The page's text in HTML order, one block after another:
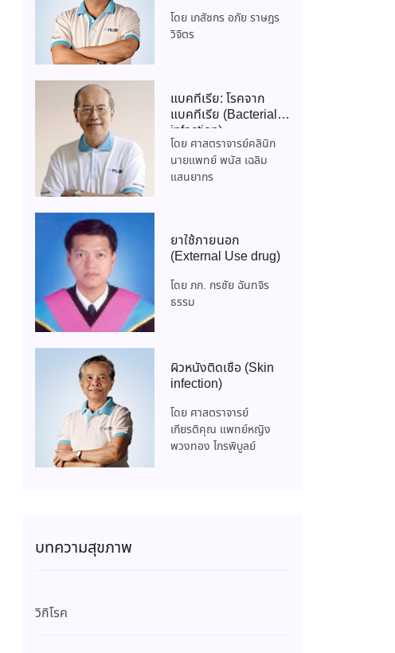
โดย เภสัชกร อภัย ราษฎร
วิจิตร
แบคทีเรีย: โรคจาก
แบคทีเรีย (Bacterial
infection)
โดย ศาสตราจารย์คลินิก
นายแพทย์ พนัส เฉลิม
แสนยากร
ยาใช้ภายนอก
(External Use drug)
โดย ภก. กรชัย ฉันทจิร
ธรรม
ผิวหนังติดเชื้อ (Skin
infection)
โดย ศาสตราจารย์
เกียรติคุณ แพทย์หญิง
พวงทอง ไกรพิบูลย์
บทความสุขภาพ
วิกิโรค